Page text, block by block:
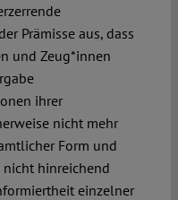
Prämisse aus, dass
und Zeug*innen
ihrer
nicht mehr
Form und
hinreichend
einzelner